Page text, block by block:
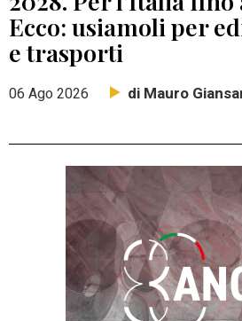
Ecco: usiamoli per
e trasporti
06 Ago 2026 di Mauro